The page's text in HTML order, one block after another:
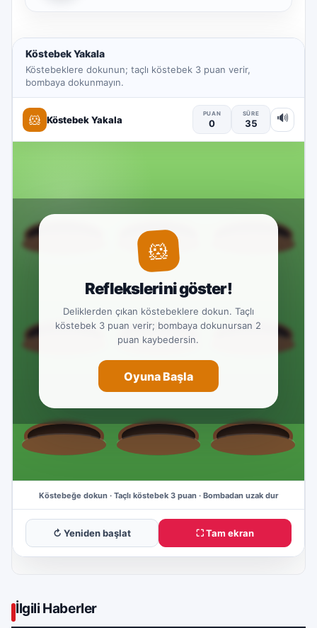
Köstebek Yakala
Köstebeklere dokunun; taçlı köstebek 3 puan verir,
bombaya dokunmayın.
↻ Yeniden başlat ⛶ Tam ekran
İlgili Haberler